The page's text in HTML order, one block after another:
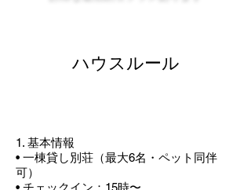
ハウスルール
1. 基本情報
• 一棟貸し別荘（最大6名・ペット同伴
可）
• チェックイン：15時〜